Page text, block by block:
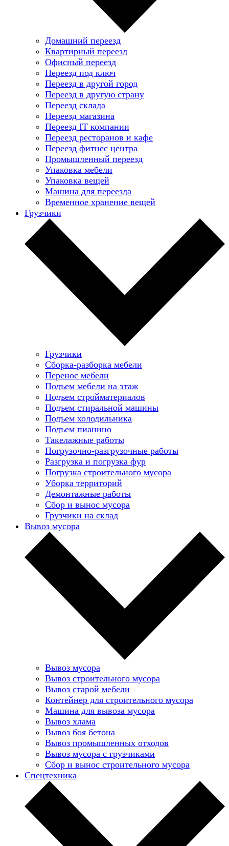
Домашний переезд
Квартирный переезд
Офисный переезд
Переезд под ключ
Переезд в другой город
Переезд в другую страну
Переезд склада
Переезд магазина
Переезд IT компании
Переезд ресторанов и кафе
Переезд фитнес центра
Промышленный переезд
Упаковка мебели
Упаковка вещей
Машина для переезда
Временное хранение вещей
Грузчики
Грузчики
Сборка-разборка мебели
Перенос мебели
Подъем мебели на этаж
Подъем стройматериалов
Подъем стиральной машины
Подъем холодильника
Подъем пианино
Такелажные работы
Погрузочно-разгрузочные работы
Разгрузка и погрузка фур
Погрузка строительного мусора
Уборка территорий
Демонтажные работы
Сбор и вынос мусора
Грузчики на склад
Вывоз мусора
Вывоз мусора
Вывоз строительного мусора
Вывоз старой мебели
Контейнер для строительного мусора
Машина для вывоза мусора
Вывоз хлама
Вывоз боя бетона
Вывоз промышленных отходов
Вывоз мусора с грузчиками
Сбор и вынос строительного мусора
Спецтехника